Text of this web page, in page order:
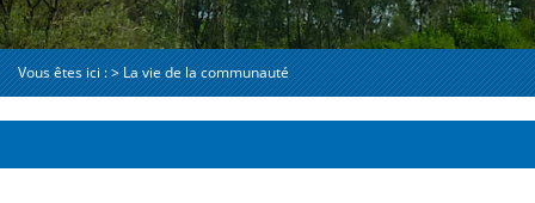
Vous êtes ici :>La vie de la communauté